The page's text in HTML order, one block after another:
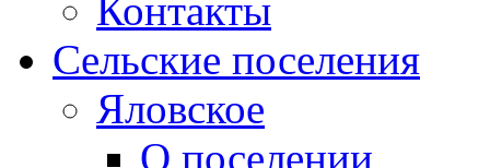
Контакты
Сельские поселения
Яловское
О поселении